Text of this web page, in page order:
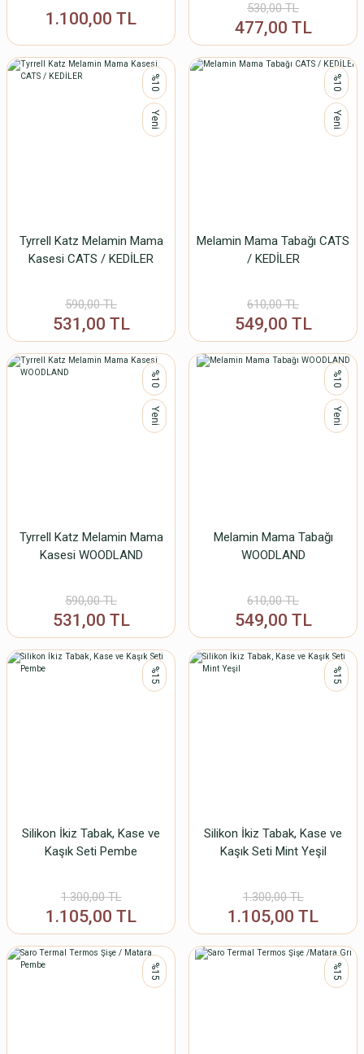
1.100,00 TL
530,00 TL
477,00 TL
%10
Yeni
Tyrrell Katz Melamin Mama
Kasesi CATS / KEDİLER
590,00 TL
531,00 TL
%10
Yeni
Melamin Mama Tabağı CATS
/ KEDİLER
610,00 TL
549,00 TL
%10
Yeni
Tyrrell Katz Melamin Mama
Kasesi WOODLAND
590,00 TL
531,00 TL
%10
Yeni
Melamin Mama Tabağı
WOODLAND
610,00 TL
549,00 TL
%15
Silikon İkiz Tabak, Kase ve
Kaşık Seti Pembe
1.300,00 TL
1.105,00 TL
%15
Silikon İkiz Tabak, Kase ve
Kaşık Seti Mint Yeşil
1.300,00 TL
1.105,00 TL
%15 %15